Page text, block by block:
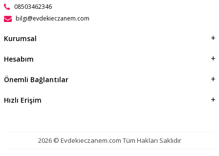
08503462346
bilgi@evdekieczanem.com
Kurumsal
Hesabım
Önemli Bağlantılar
Hızlı Erişim
2026 © Evdekieczanem.com Tüm Hakları Saklıdır